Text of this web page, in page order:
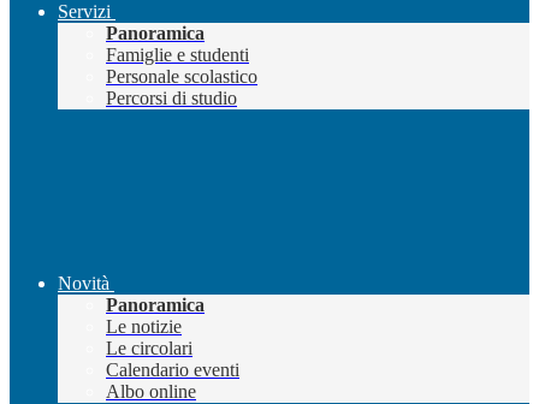
Servizi
Panoramica
Famiglie e studenti
Personale scolastico
Percorsi di studio
Novità
Panoramica
Le notizie
Le circolari
Calendario eventi
Albo online